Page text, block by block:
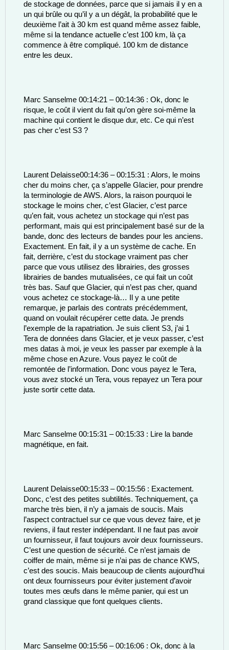
de stockage de données, parce que si jamais il y en a
un qui brûle ou qu’il y a un dégât, la probabilité que le
deuxième l’ait à 30 km est quand même assez faible,
même si la tendance actuelle c’est 100 km, là ça
commence à être compliqué. 100 km de distance
entre les deux.
Marc Sanselme 00:14:21 – 00:14:36 : Ok, donc le
risque, le coût il vient du fait qu’on gère soi-même la
machine qui contient le disque dur, etc. Ce qui n’est
pas cher c’est S3 ?
Laurent Delaisse00:14:36 – 00:15:31 : Alors, le moins
cher du moins cher, ça s’appelle Glacier, pour prendre
la terminologie de AWS. Alors, la raison pourquoi le
stockage le moins cher, c’est Glacier, c’est parce
qu’en fait, vous achetez un stockage qui n’est pas
performant, mais qui est principalement basé sur de la
bande, donc des lecteurs de bandes pour les anciens.
Exactement. En fait, il y a un système de cache. En
fait, derrière, c’est du stockage vraiment pas cher
parce que vous utilisez des librairies, des grosses
librairies de bandes mutualisées, ce qui fait un coût
très bas. Sauf que Glacier, qui n’est pas cher, quand
vous achetez ce stockage-là… Il y a une petite
remarque, je parlais des contrats précédemment,
quand on voulait récupérer cette data. Je prends
l’exemple de la rapatriation. Je suis client S3, j’ai 1
Tera de données dans Glacier, et je veux passer, c’est
mes datas à moi, je veux les passer par exemple à la
même chose en Azure. Vous payez le coût de
remontée de l’information. Donc vous payez le Tera,
vous avez stocké un Tera, vous repayez un Tera pour
juste sortir cette data.
Marc Sanselme 00:15:31 – 00:15:33 : Lire la bande
magnétique, en fait.
Laurent Delaisse00:15:33 – 00:15:56 : Exactement.
Donc, c’est des petites subtilités. Techniquement, ça
marche très bien, il n’y a jamais de soucis. Mais
l’aspect contractuel sur ce que vous devez faire, et je
reviens, il faut rester indépendant. Il ne faut pas avoir
un fournisseur, il faut toujours avoir deux fournisseurs.
C’est une question de sécurité. Ce n’est jamais de
coiffer de main, même si je n’ai pas de chance KWS,
c’est des soucis. Mais beaucoup de clients aujourd’hui
ont deux fournisseurs pour éviter justement d’avoir
toutes mes œufs dans le même panier, qui est un
grand classique que font quelques clients.
Marc Sanselme 00:15:56 – 00:16:06 : Ok, donc à la